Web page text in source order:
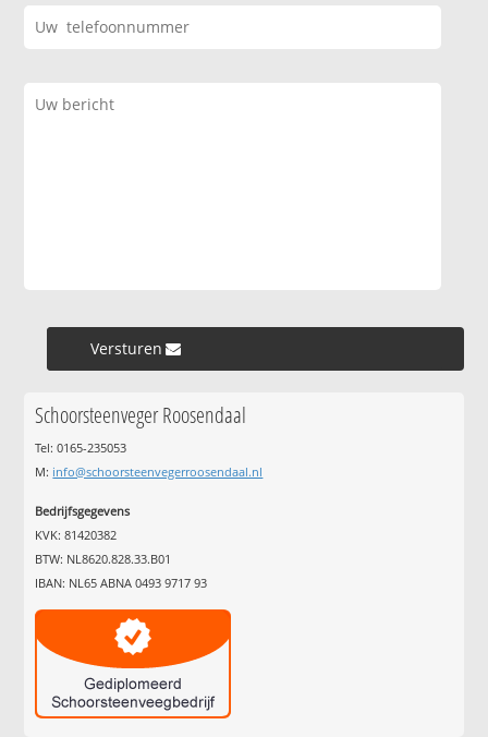
Versturen »
Schoorsteenveger Roosendaal
Tel: 0165-235053
M: info@schoorsteenvegerroosendaal.nl
Bedrijfsgegevens
KVK: 81420382
BTW: NL8620.828.33.B01
IBAN: NL65 ABNA 0493 9717 93